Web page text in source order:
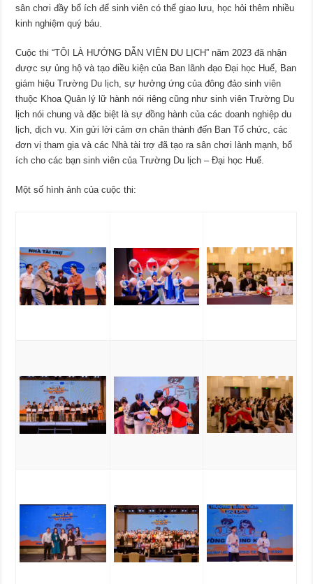
sân chơi đầy bổ ích để sinh viên có thể giao lưu, học hỏi thêm nhiều
kinh nghiệm quý báu.
Cuộc thi “TÔI LÀ HƯỚNG DẪN VIÊN DU LỊCH” năm 2023 đã nhận
được sự ủng hộ và tạo điều kiện của Ban lãnh đạo Đại học Huế, Ban
giám hiệu Trường Du lịch, sự hưởng ứng của đông đảo sinh viên
thuộc Khoa Quản lý lữ hành nói riêng cũng như sinh viên Trường Du
lịch nói chung và đặc biệt là sự đồng hành của các doanh nghiệp du
lịch, dịch vụ. Xin gửi lời cảm ơn chân thành đến Ban Tổ chức, các
đơn vị tham gia và các Nhà tài trợ đã tạo ra sân chơi lành mạnh, bổ
ích cho các bạn sinh viên của Trường Du lịch – Đại học Huế.
Một số hình ảnh của cuộc thi: